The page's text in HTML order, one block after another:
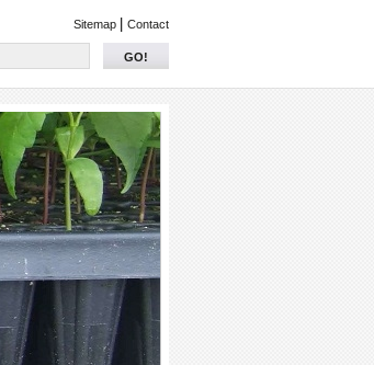
Sitemap Contact
GO!